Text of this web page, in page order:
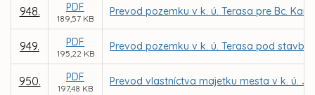
948. PDF
189,57 KB
Prevod pozemku v k. ú. Terasa pre Bc.
949. PDF
195,22 KB
Prevod pozemku v k. ú. Terasa pod
950. PDF
197,48 KB
Prevod vlastníctva majetku mesta v k. ú.